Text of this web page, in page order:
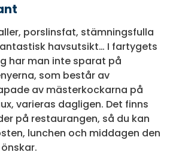
porslinsfat, stämningsfulla
havsutsikt… I fartygets
har man inte sparat på
som består av
av mästerkockarna på
varieras dagligen. Det finns
på restaurangen, så du kan
lunchen och middagen den